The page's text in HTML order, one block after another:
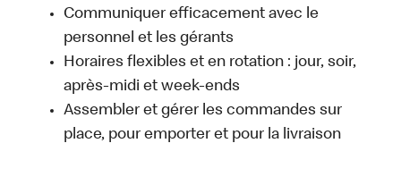
Communiquer efficacement avec le
personnel et les gérants
Horaires flexibles et en rotation : jour, soir,
après-midi et week-ends
Assembler et gérer les commandes sur
place, pour emporter et pour la livraison